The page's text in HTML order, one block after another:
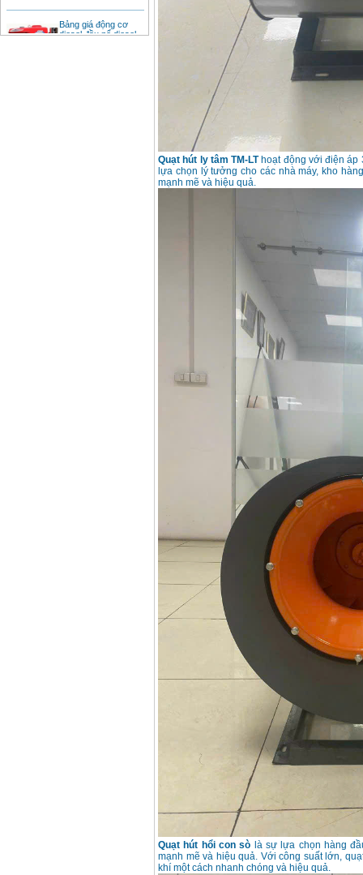
Bảng giá động cơ
diesel đầu nổ diesel
Giá:6500000VND
Quạt hút ly tâm TM-LT hoạt động với điện áp
lựa chọn lý tưởng cho các nhà máy, kho
mạnh mẽ và hiệu quả.
Quạt hút hổi con sò là sự lựa chọn hàng
mạnh mẽ và hiệu quả. Với công suất lớn,
khí một cách nhanh chóng và hiệu quả.